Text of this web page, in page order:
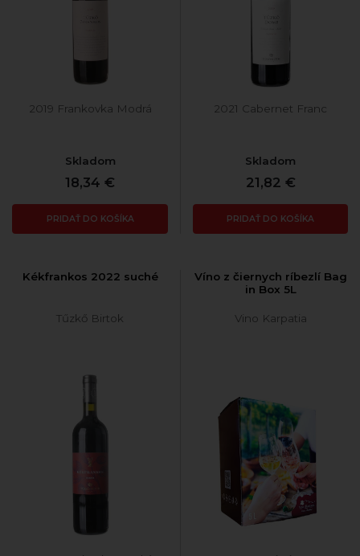
2019 Frankovka Modrá
Skladom
18,34 €
PRIDAŤ DO KOŠÍKA
2021 Cabernet Franc
Skladom
21,82 €
PRIDAŤ DO KOŠÍKA
Kékfrankos 2022 suché
Tűzkő Birtok
Víno z čiernych ríbezlí Bag
in Box 5L
Vino Karpatia